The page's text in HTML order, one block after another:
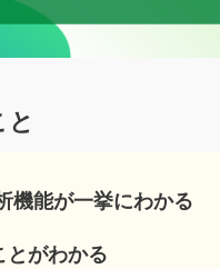
と
機能が一挙にわかる
とがわかる